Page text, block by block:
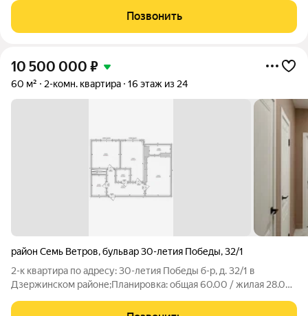
есть детские и спортивные площадки, а также велосипедные
дорожки. Сам дом оснащён
Позвонить
10 500 000 ₽
60 м² 2-комн. квартира 16 этаж из 24
район Семь Ветров,бульвар 30-летия Победы,32/1
2-к квартира по адресу: 30-летия Победы б-р, д. 32/1 в
Дзержинском районе;Планировка: общая 60.00 / жилая 28.02 /
в отличном состоянии. Натяжные потолки. Пластиковые окна.